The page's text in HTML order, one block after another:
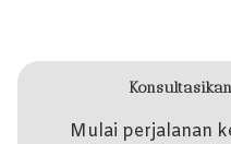
Mulai perjalanan